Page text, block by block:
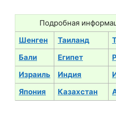
Подробная
Шенген
Таиланд
Бали
Египет
Израиль
Индия
Япония
Казахстан